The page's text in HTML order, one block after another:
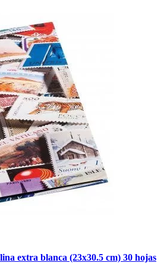
extra blanca (23x30.5 cm) 30 hojas